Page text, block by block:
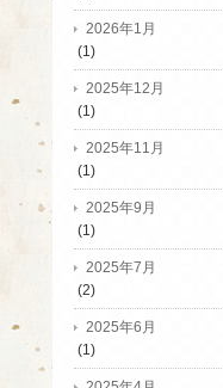
2026年1月
(1)
2025年12月
(1)
2025年11月
(1)
2025年9月
(1)
2025年7月
(2)
2025年6月
(1)